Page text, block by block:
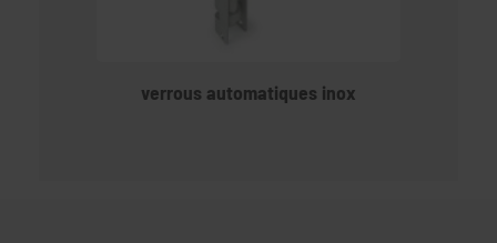
verrous automatiques inox